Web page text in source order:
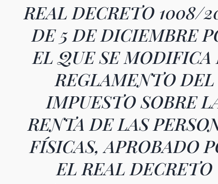
REAL DECRETO 1008/
DE 5 DE DICIEMBRE
EL QUE SE MODIFICA
REGLAMENTO DEL
IMPUESTO SOBRE
RENTA DE LAS
FÍSICAS, APROBADO
EL REAL DECRETO